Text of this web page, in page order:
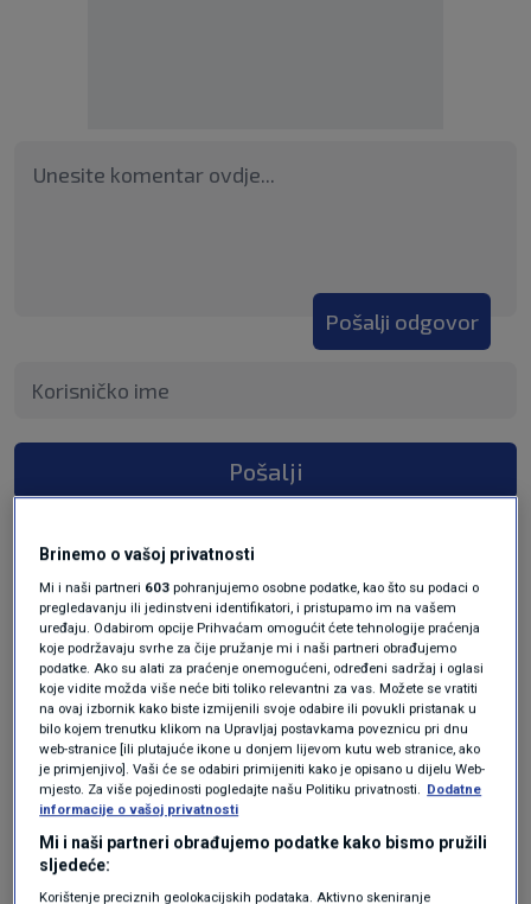
Pošalji odgovor
Pošalji
Oglas
Brinemo o vašoj privatnosti
Mi i naši partneri 603 pohranjujemo osobne podatke, kao što su podaci o
pregledavanju ili jedinstveni identifikatori, i pristupamo im na vašem
uređaju. Odabirom opcije Prihvaćam omogućit ćete tehnologije praćenja
koje podržavaju svrhe za čije pružanje mi i naši partneri obrađujemo
podatke. Ako su alati za praćenje onemogućeni, određeni sadržaj i oglasi
koje vidite možda više neće biti toliko relevantni za vas. Možete se vratiti
na ovaj izbornik kako biste izmijenili svoje odabire ili povukli pristanak u
bilo kojem trenutku klikom na Upravljaj postavkama poveznicu pri dnu
web-stranice [ili plutajuće ikone u donjem lijevom kutu web stranice, ako
je primjenjivo]. Vaši će se odabiri primijeniti kako je opisano u dijelu Web-
mjesto. Za više pojedinosti pogledajte našu Politiku privatnosti. Dodatne
informacije o vašoj privatnosti
Mi i naši partneri obrađujemo podatke kako bismo pružili
sljedeće:
Korištenje preciznih geolokacijskih podataka. Aktivno skeniranje